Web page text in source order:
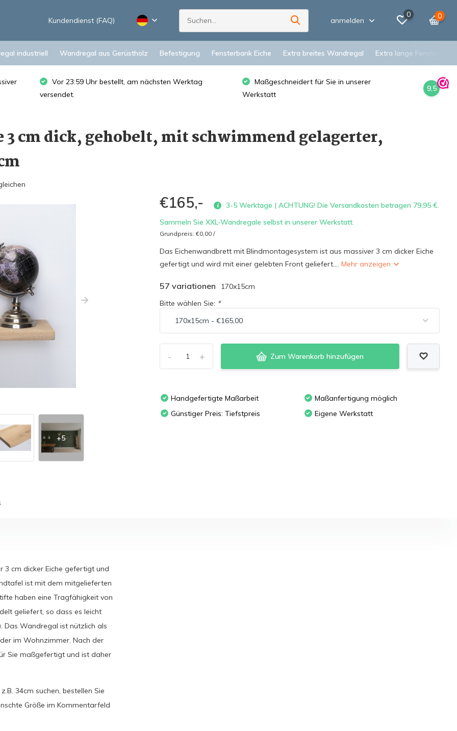
Kundendienst (FAQ) anmelden
0 0
industriell Wandregal aus Gerüstholz Befestigung Fensterbank Eiche Extra breites Wandregal Extra lange Fensterbank
Vor 23:59 Uhr bestellt, am nächsten Werktag
versendet.
Maßgeschneidert für Sie in unserer
Werkstatt
9,5
cm dick, gehobelt, mit schwimmend gelagerter,
+5
€165,-
3-5 Werktage | ACHTUNG! Die Versandkosten betragen 79,95 €.
Sammeln Sie XXL-Wandregale selbst in unserer Werkstatt.
Grundpreis:€0,00 /
Das Eichenwandbrett mit Blindmontagesystem ist aus massiver 3 cm dicker Eiche
gefertigt und wird mit einer gelebten Front geliefert....Mehr anzeigen
57 variationen
170x15cm
Bitte wählen Sie: *
+
- Zum Warenkorb hinzufügen
Handgefertigte Maßarbeit
Günstiger Preis: Tiefstpreis
Maßanfertigung möglich
Eigene Werkstatt
3 cm dicker Eiche gefertigt und
ist mit dem mitgelieferten
haben eine Tragfähigkeit von
geliefert, so dass es leicht
Das Wandregal ist nützlich als
im Wohnzimmer. Nach der
Sie maßgefertigt und ist daher
34cm suchen, bestellen Sie
Größe im Kommentarfeld